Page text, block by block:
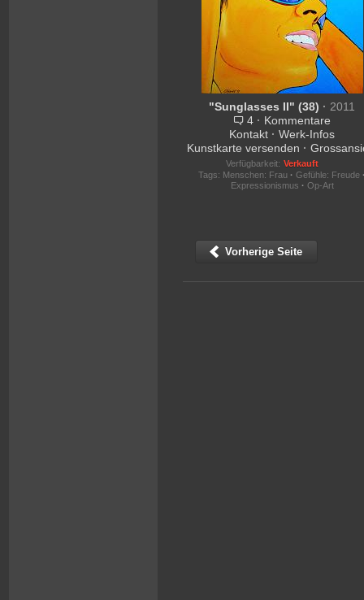
"Sunglasses II" (38) · 2011
4 · Kommentare
Kontakt · Werk-Infos
Kunstkarte versenden ·
Verfügbarkeit: Verkauft
Tags: Menschen: Frau · Gefühle: Freude
Expressionismus · Op-Art
Vorherige Seite